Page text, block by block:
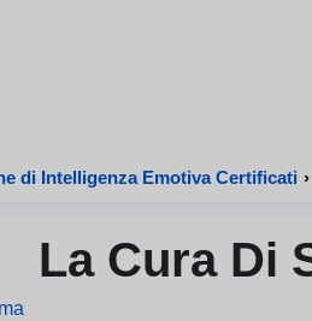
di Intelligenza Emotiva Certificati ›
La Cura Di